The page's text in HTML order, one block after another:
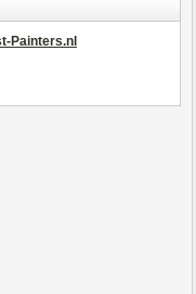
Painters.nl